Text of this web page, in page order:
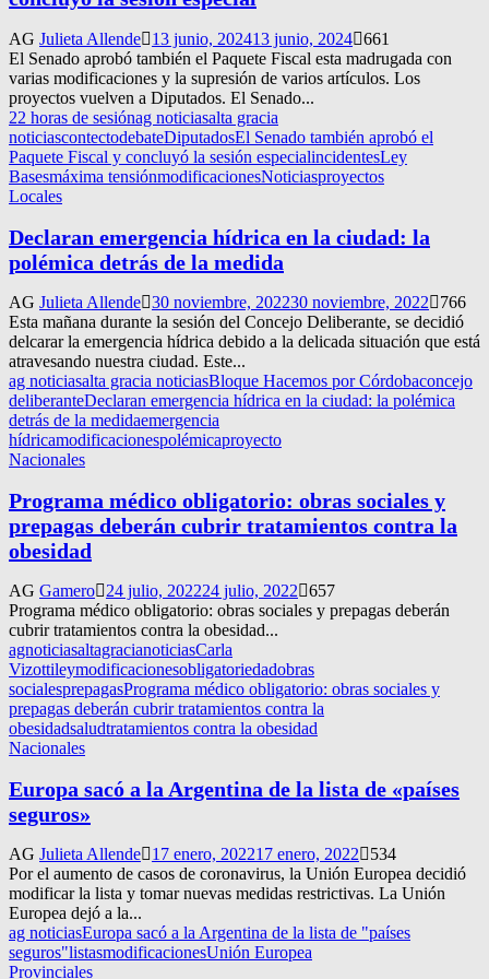
AG Julieta Allende 13 junio, 202413 junio, 2024 661
El Senado aprobó también el Paquete Fiscal esta madrugada con
varias modificaciones y la supresión de varios artículos. Los
proyectos vuelven a Diputados. El Senado...
22 horas de sesiónag noticiasalta gracia
noticiascontectodebateDiputadosEl Senado también aprobó el
Paquete Fiscal y concluyó la sesión especialincidentesLey
Basesmáxima tensiónmodificacionesNoticiasproyectos
Locales
Declaran emergencia hídrica en la ciudad: la
polémica detrás de la medida
AG Julieta Allende 30 noviembre, 202230 noviembre, 2022
766
Esta mañana durante la sesión del Concejo Deliberante, se decidió
delcarar la emergencia hídrica debido a la delicada situación que está
atravesando nuestra ciudad. Este...
ag noticiasalta gracia noticiasBloque Hacemos por Córdobaconcejo
deliberanteDeclaran emergencia hídrica en la ciudad: la polémica
detrás de la medidaemergencia
hídricamodificacionespolémicaproyecto
Nacionales
Programa médico obligatorio: obras sociales y
prepagas deberán cubrir tratamientos contra la
obesidad
AG Gamero 24 julio, 202224 julio, 2022
657
Programa médico obligatorio: obras sociales y prepagas deberán
cubrir tratamientos contra la obesidad...
agnoticiasaltagracianoticiasCarla
Vizottileymodificacionesobligatoriedadobras
socialesprepagasPrograma médico obligatorio: obras sociales y
prepagas deberán cubrir tratamientos contra la
obesidadsaludtratamientos contra la obesidad
Nacionales
Europa sacó a la Argentina de la lista de «países
seguros»
AG Julieta Allende 17 enero, 202217 enero, 2022
534
Por el aumento de casos de coronavirus, la Unión Europea decidió
modificar la lista y tomar nuevas medidas restrictivas. La Unión
Europea dejó a la...
ag noticiasEuropa sacó a la Argentina de la lista de "países
seguros"listasmodificacionesUnión Europea
Provinciales